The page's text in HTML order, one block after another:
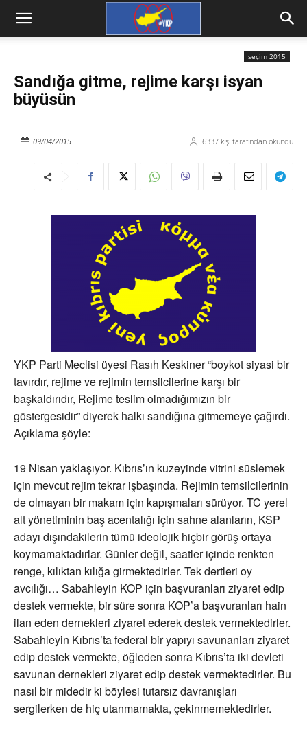
seçim 2015
Sandığa gitme, rejime karşı isyan
büyüsün
6337 kişi tarafından okundu
09/04/2015
YKP Parti Meclisi üyesi Rasıh Keskiner “boykot siyasi bir
tavırdır, rejime ve rejimin temsilcilerine karşı bir
başkaldırıdır, Rejime teslim olmadığımızın bir
göstergesidir” diyerek halkı sandığına gitmemeye çağırdı.
Açıklama şöyle:
19 Nisan yaklaşıyor. Kıbrıs’ın kuzeyinde vitrini süslemek
için mevcut rejim tekrar işbaşında. Rejimin temsilcilerinin
de olmayan bir makam için kapışmaları sürüyor. TC yerel
alt yönetiminin baş acentalığı için sahne alanların, KSP
adayı dışındakilerin tümü ideolojik hiçbir görüş ortaya
koymamaktadırlar. Günler değil, saatler içinde renkten
renge, kılıktan kılığa girmektedirler. Tek dertleri oy
avcılığı… Sabahleyin KOP için başvuranları ziyaret edip
destek vermekte, bir süre sonra KOP’a başvuranları hain
ilan eden dernekleri ziyaret ederek destek vermektedirler.
Sabahleyin Kıbrıs’ta federal bir yapıyı savunanları ziyaret
edip destek vermekte, öğleden sonra Kıbrıs’ta iki devleti
savunan dernekleri ziyaret edip destek vermektedirler. Bu
nasıl bir midedir ki böylesi tutarsız davranışları
sergilerken de hiç utanmamakta, çekinmemektedirler.